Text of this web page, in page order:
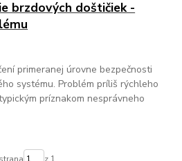
brzdových doštičiek -
primeranej úrovne bezpečnosti
systému. Problém príliš rýchleho
príznakom nesprávneho
strana z 1